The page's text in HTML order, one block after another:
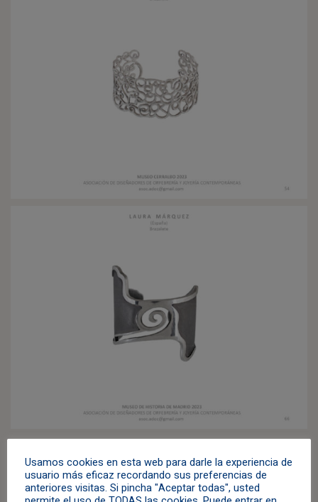
Compartir:
Usamos cookies en esta web para darle la experiencia de
usuario más eficaz recordando sus preferencias de
anteriores visitas. Si pincha "Aceptar todas", usted